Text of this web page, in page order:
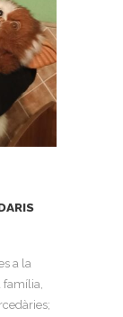
a la
família,